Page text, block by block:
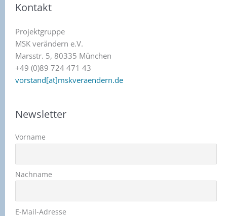
Kontakt
Projektgruppe
MSK verändern e.V.
Marsstr. 5, 80335 München
+49 (0)89 724 471 43
vorstand[at]mskveraendern.de
Newsletter
Vorname
Nachname
E-Mail-Adresse